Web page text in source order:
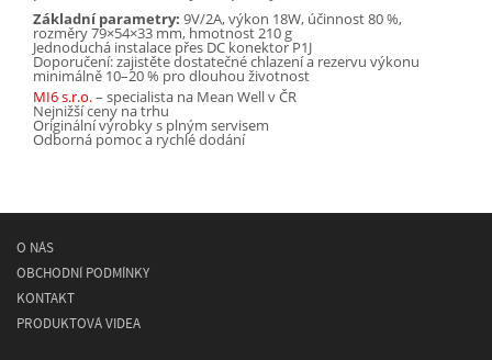
Základní parametry: 9V/2A, výkon 18W, účinnost 80 %,
rozměry 79×54×33 mm, hmotnost 210 g
Jednoduchá instalace přes DC konektor P1J
Doporučení: zajistěte dostatečné chlazení a rezervu výkonu
minimálně 10–20 % pro dlouhou životnost
MI6 s.r.o.– specialista na Mean Well v ČR
Nejnižší ceny na trhu
Originální výrobky s plným servisem
Odborná pomoc a rychlé dodání
O NÁS
OBCHODNÍ PODMÍNKY
KONTAKT
PRODUKTOVÁ VIDEA